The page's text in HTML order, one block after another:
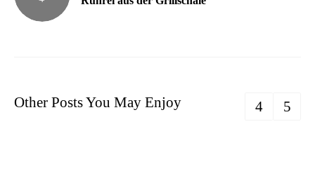
Other Posts You May Enjoy